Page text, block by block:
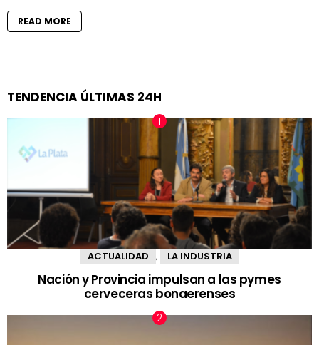
READ MORE
TENDENCIA ÚLTIMAS 24H
ACTUALIDAD LA INDUSTRIA
Nación y Provincia impulsan a las pymes
cerveceras bonaerenses